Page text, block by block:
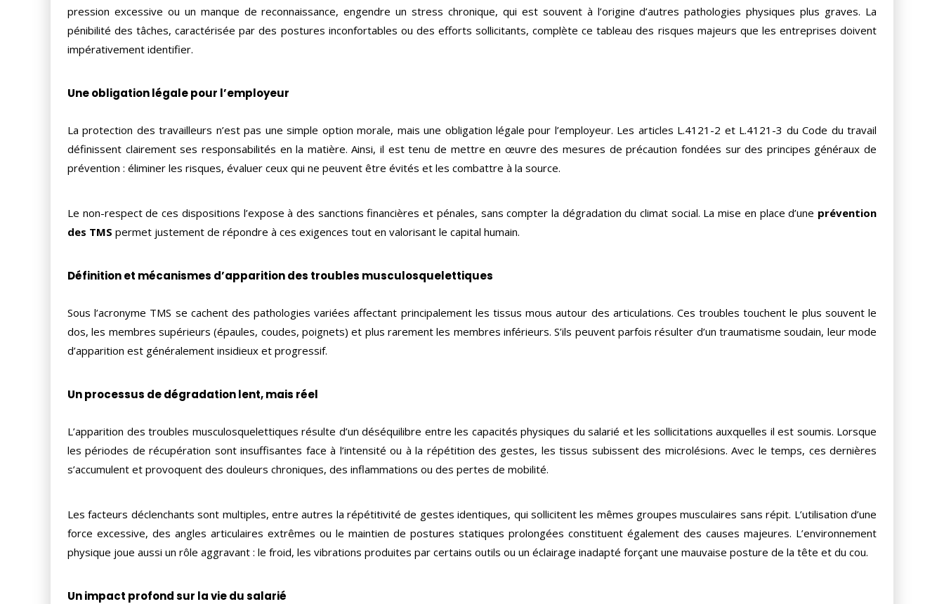
pression excessive ou un manque de reconnaissance, engendre un stress chronique, qui est souvent à l’origine d’autres pathologies physiques plus graves. La
pénibilité des tâches, caractérisée par des postures inconfortables ou des efforts sollicitants, complète ce tableau des risques majeurs que les entreprises doivent
impérativement identifier.
Une obligation légale pour l’employeur
La protection des travailleurs n’est pas une simple option morale, mais une obligation légale pour l’employeur. Les articles L.4121-2 et L.4121-3 du Code du travail
définissent clairement ses responsabilités en la matière. Ainsi, il est tenu de mettre en œuvre des mesures de précaution fondées sur des principes généraux de
prévention : éliminer les risques, évaluer ceux qui ne peuvent être évités et les combattre à la source.
Le non-respect de ces dispositions l’expose à des sanctions financières et pénales, sans compter la dégradation du climat social. La mise en place d’une prévention
des TMS permet justement de répondre à ces exigences tout en valorisant le capital humain.
Définition et mécanismes d’apparition des troubles musculosquelettiques
Sous l’acronyme TMS se cachent des pathologies variées affectant principalement les tissus mous autour des articulations. Ces troubles touchent le plus souvent le
dos, les membres supérieurs (épaules, coudes, poignets) et plus rarement les membres inférieurs. S’ils peuvent parfois résulter d’un traumatisme soudain, leur mode
d’apparition est généralement insidieux et progressif.
Un processus de dégradation lent, mais réel
L’apparition des troubles musculosquelettiques résulte d’un déséquilibre entre les capacités physiques du salarié et les sollicitations auxquelles il est soumis. Lorsque
les périodes de récupération sont insuffisantes face à l’intensité ou à la répétition des gestes, les tissus subissent des microlésions. Avec le temps, ces dernières
s’accumulent et provoquent des douleurs chroniques, des inflammations ou des pertes de mobilité.
Les facteurs déclenchants sont multiples, entre autres la répétitivité de gestes identiques, qui sollicitent les mêmes groupes musculaires sans répit. L’utilisation d’une
force excessive, des angles articulaires extrêmes ou le maintien de postures statiques prolongées constituent également des causes majeures. L’environnement
physique joue aussi un rôle aggravant : le froid, les vibrations produites par certains outils ou un éclairage inadapté forçant une mauvaise posture de la tête et du cou.
Un impact profond sur la vie du salarié